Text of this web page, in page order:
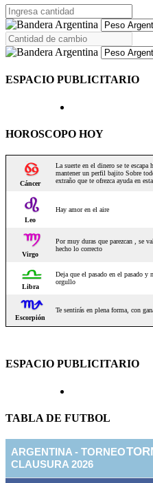
ESPACIO PUBLICITARIO
HOROSCOPO HOY
ESPACIO PUBLICITARIO
TABLA DE FUTBOL